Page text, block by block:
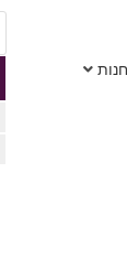
חנות